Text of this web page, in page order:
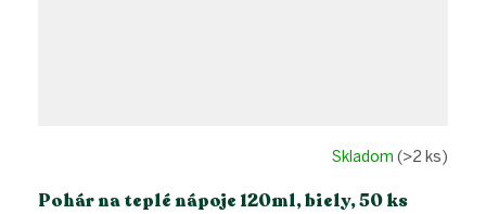
Pohár na teplé nápoje 120ml, biely, 50 ks
Skladom (>2 ks)